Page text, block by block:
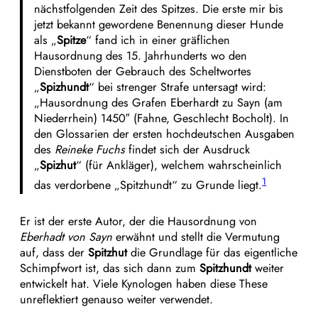
nächstfolgenden Zeit des Spitzes. Die erste mir bis
jetzt bekannt gewordene Benennung dieser Hunde
als „Spitze“ fand ich in einer gräflichen
Hausordnung des 15. Jahrhunderts wo den
Dienstboten der Gebrauch des Scheltwortes
„Spizhundt“ bei strenger Strafe untersagt wird:
„Hausordnung des Grafen Eberhardt zu Sayn (am
Niederrhein) 1450″ (Fahne, Geschlecht Bocholt). In
den Glossarien der ersten hochdeutschen Ausgaben
des Reineke Fuchsfindet sich der Ausdruck
„Spizhut“ (für Ankläger), welchem wahrscheinlich
das verdorbene „Spitzhundt“ zu Grunde liegt.1
Er ist der erste Autor, der die Hausordnung von
Eberhadt von Sayn erwähnt und stellt die Vermutung
auf, dass der Spitzhutdie Grundlage für das eigentliche
Schimpfwort ist, das sich dann zum Spitzhundtweiter
entwickelt hat. Viele Kynologen haben diese These
unreflektiert genauso weiter verwendet.